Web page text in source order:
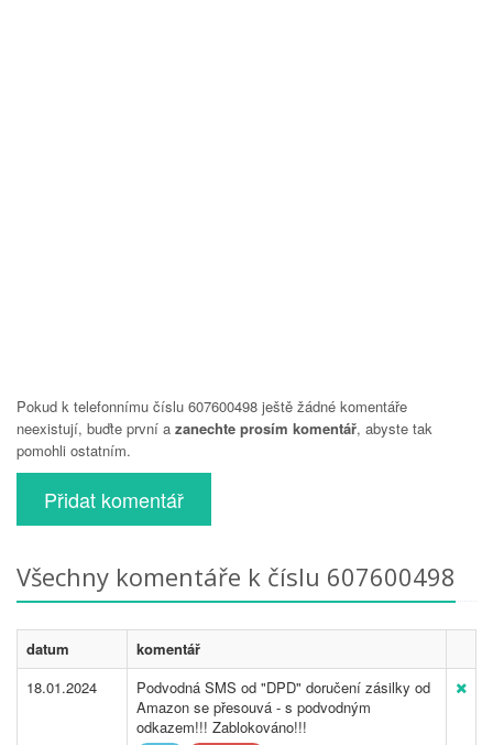
Pokud k telefonnímu číslu 607600498 ještě žádné komentáře
neexistují, buďte první a zanechte prosím komentář, abyste tak
pomohli ostatním.
Přidat komentář
Všechny komentáře k číslu 607600498
datum
komentář
18.01.2024
Podvodná SMS od "DPD" doručení zásilky od
Amazon se přesouvá - s podvodným
odkazem!!! Zablokováno!!!